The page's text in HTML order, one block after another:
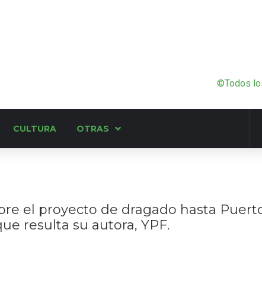
©Todos
CULTURA OTRAS
el proyecto de dragado hasta
resulta su autora, YPF.